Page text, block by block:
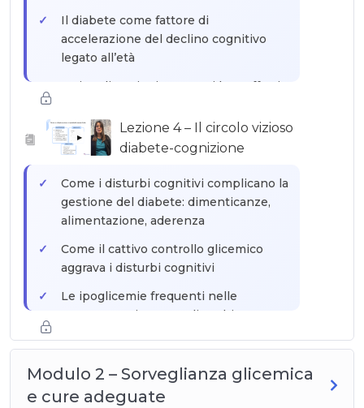
Il diabete come fattore di
accelerazione del declino cognitivo
legato all’età
Le ipoglicemie ripetute e i loro effetti
Distingere i disturbi cognitivi legati al
diabete e la demenza installata:
▶
Lezione 4 – Il circolo vizioso
diabete-cognizione
Come i disturbi cognitivi complicano la
gestione del diabete: dimenticanze,
alimentazione, aderenza
Come il cattivo controllo glicemico
aggrava i disturbi cognitivi
Le ipoglicemie frequenti nelle
persone anziane con disturbi
dell’accompagnamento è un attore
chiave di questo circolo vizioso
Modulo 2 – Sorveglianza glicemica
e cure adeguate